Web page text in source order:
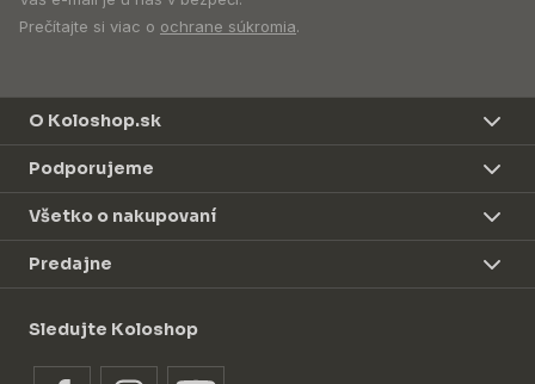
Prečítajte si viac o ochrane súkromia.
O Koloshop.sk
Podporujeme
Všetko o nakupovaní
Predajne
Sledujte Koloshop